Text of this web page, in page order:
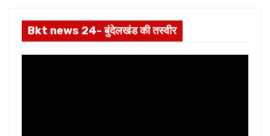
Bkt news 24- बुंदेलखंड की तस्वीर